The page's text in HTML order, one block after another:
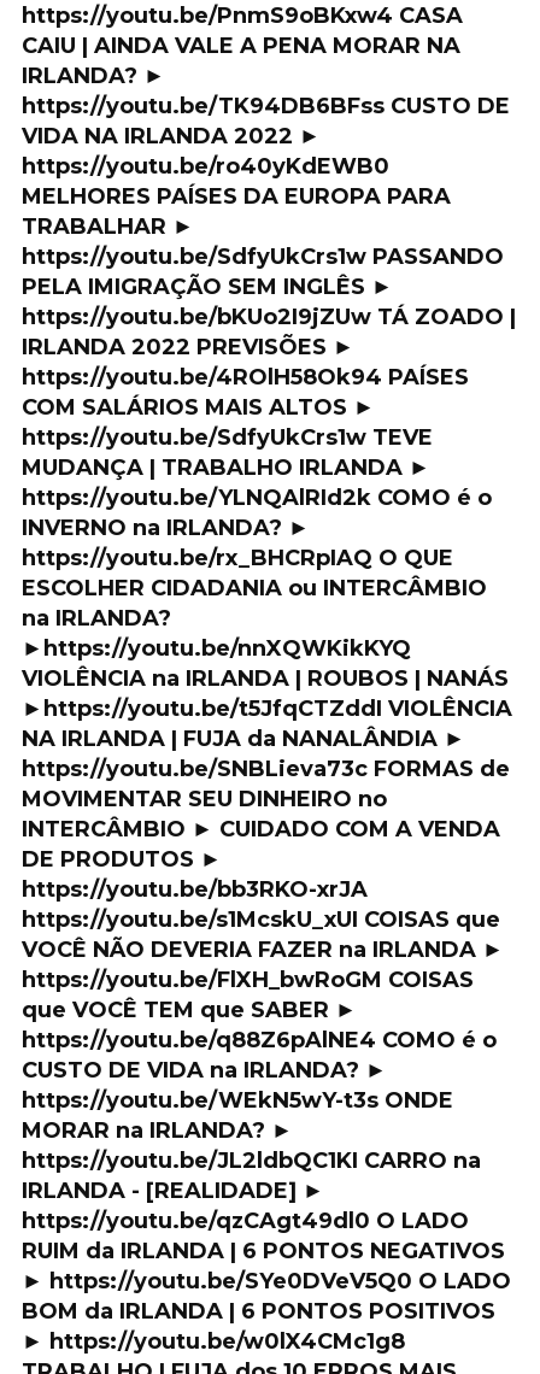
https://youtu.be/PnmS9oBKxw4 CASA
CAIU | AINDA VALE A PENA MORAR NA
IRLANDA? ►
https://youtu.be/TK94DB6BFss CUSTO DE
VIDA NA IRLANDA 2022 ►
https://youtu.be/ro40yKdEWB0
MELHORES PAÍSES DA EUROPA PARA
TRABALHAR ►
https://youtu.be/SdfyUkCrs1w PASSANDO
PELA IMIGRAÇÃO SEM INGLÊS ►
https://youtu.be/bKUo2I9jZUw TÁ ZOADO |
IRLANDA 2022 PREVISÕES ►
https://youtu.be/4ROlH58Ok94 PAÍSES
COM SALÁRIOS MAIS ALTOS ►
https://youtu.be/SdfyUkCrs1w TEVE
MUDANÇA | TRABALHO IRLANDA ►
https://youtu.be/YLNQAlRId2k COMO é o
INVERNO na IRLANDA? ►
https://youtu.be/rx_BHCRpIAQ O QUE
ESCOLHER CIDADANIA ou INTERCÂMBIO
na IRLANDA?
►https://youtu.be/nnXQWKikKYQ
VIOLÊNCIA na IRLANDA | ROUBOS | NANÁS
►https://youtu.be/t5JfqCTZddI VIOLÊNCIA
NA IRLANDA | FUJA da NANALÂNDIA ►
https://youtu.be/SNBLieva73c FORMAS de
MOVIMENTAR SEU DINHEIRO no
INTERCÂMBIO ► CUIDADO COM A VENDA
DE PRODUTOS ►
https://youtu.be/bb3RKO-xrJA
https://youtu.be/s1McskU_xUI COISAS que
VOCÊ NÃO DEVERIA FAZER na IRLANDA ►
https://youtu.be/FlXH_bwRoGM COISAS
que VOCÊ TEM que SABER ►
https://youtu.be/q88Z6pAlNE4 COMO é o
CUSTO DE VIDA na IRLANDA? ►
https://youtu.be/WEkN5wY-t3s ONDE
MORAR na IRLANDA? ►
https://youtu.be/JL2ldbQC1KI CARRO na
IRLANDA - [REALIDADE] ►
https://youtu.be/qzCAgt49dl0 O LADO
RUIM da IRLANDA | 6 PONTOS NEGATIVOS
► https://youtu.be/SYe0DVeV5Q0 O LADO
BOM da IRLANDA | 6 PONTOS POSITIVOS
► https://youtu.be/w0lX4CMc1g8